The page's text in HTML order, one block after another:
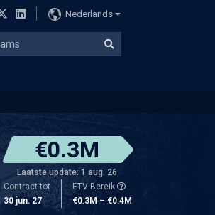
Nederlands
€0.3M
Laatste update: 1 aug. 26
Contract tot
30 jun. 27
ETV Bereik
€0.3M – €0.4M